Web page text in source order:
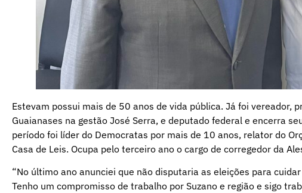
Estevam possui mais de 50 anos de vida pública. Já foi vereador,
Guaianases na gestão José Serra, e deputado federal e encerra
período foi líder do Democratas por mais de 10 anos, relator do
Casa de Leis. Ocupa pelo terceiro ano o cargo de corregedor da
“No último ano anunciei que não disputaria as eleições para
Tenho um compromisso de trabalho por Suzano e região e sigo